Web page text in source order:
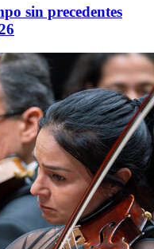
sin precedentes